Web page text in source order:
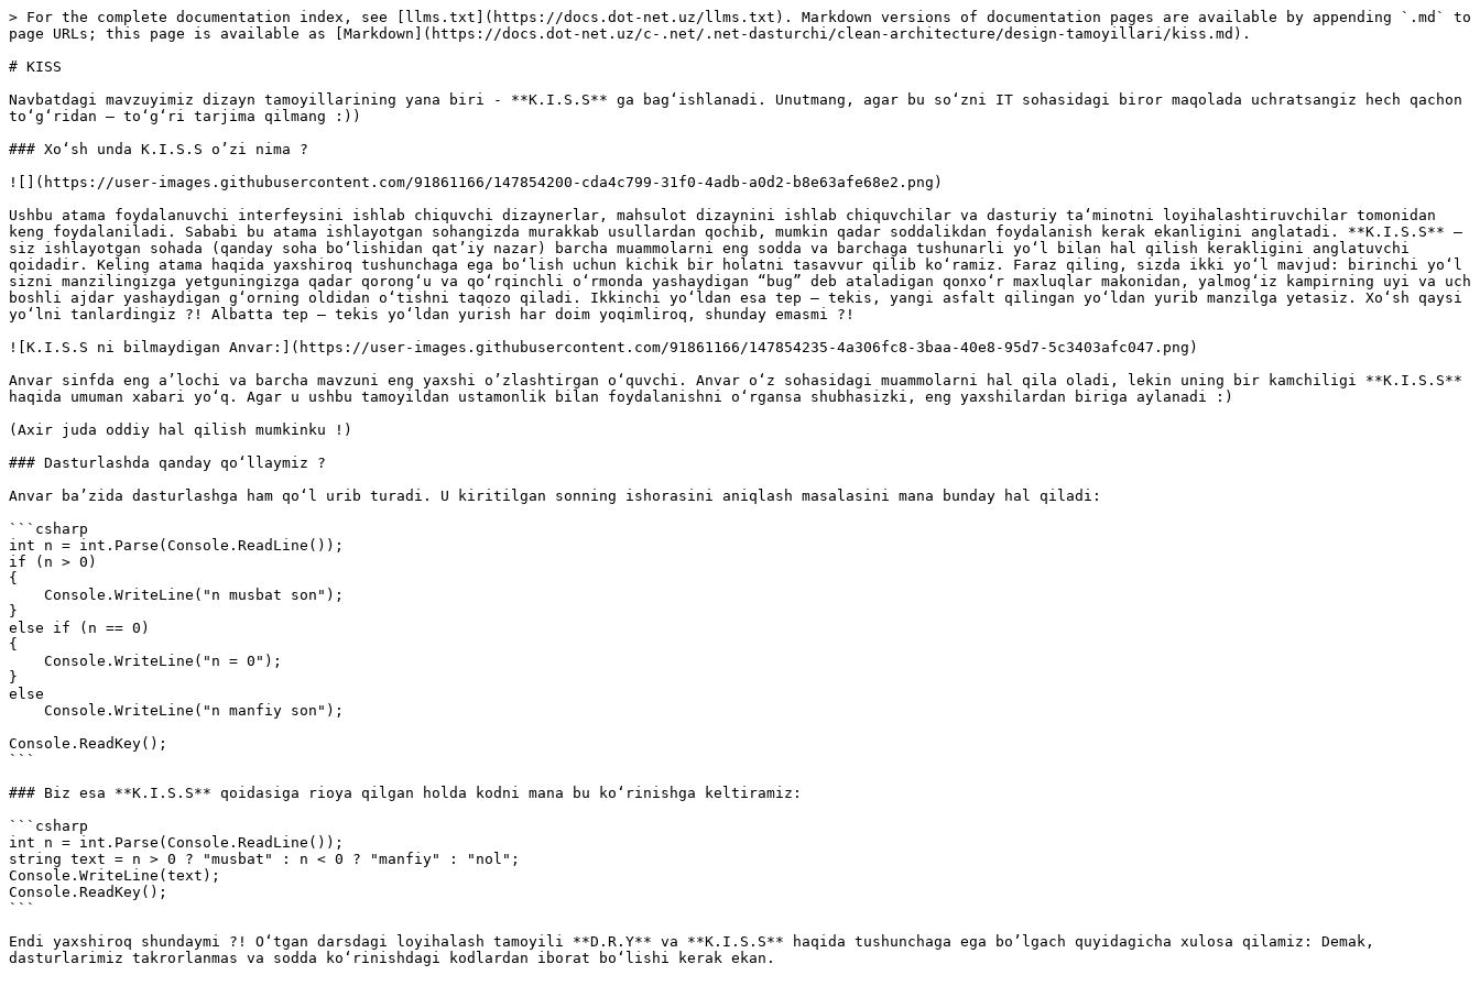
> For the complete documentation index, see [llms.txt](https://docs.dot-net.uz/llms.txt). Markdown versions of documentation pages are available by appending `.md` to
page URLs; this page is available as [Markdown](https://docs.dot-net.uz/c-.net/.net-dasturchi/clean-architecture/design-tamoyillari/kiss.md).
# KISS
Navbatdagi mavzuyimiz dizayn tamoyillarining yana biri - **K.I.S.S** ga bagʻishlanadi. Unutmang, agar bu soʻzni IT sohasidagi biror maqolada uchratsangiz hech qachon
toʻgʻridan – toʻgʻri tarjima qilmang :))
### Xoʻsh unda K.I.S.S o’zi nima ?
![](https://user-images.githubusercontent.com/91861166/147854200-cda4c799-31f0-4adb-a0d2-b8e63afe68e2.png)
Ushbu atama foydalanuvchi interfeysini ishlab chiquvchi dizaynerlar, mahsulot dizaynini ishlab chiquvchilar va dasturiy taʻminotni loyihalashtiruvchilar tomonidan
keng foydalaniladi. Sababi bu atama ishlayotgan sohangizda murakkab usullardan qochib, mumkin qadar soddalikdan foydalanish kerak ekanligini anglatadi. **K.I.S.S** –
siz ishlayotgan sohada (qanday soha boʻlishidan qat’iy nazar) barcha muammolarni eng sodda va barchaga tushunarli yoʻl bilan hal qilish kerakligini anglatuvchi
qoidadir. Keling atama haqida yaxshiroq tushunchaga ega boʻlish uchun kichik bir holatni tasavvur qilib koʻramiz. Faraz qiling, sizda ikki yoʻl mavjud: birinchi yoʻl
sizni manzilingizga yetguningizga qadar qorongʻu va qoʻrqinchli oʻrmonda yashaydigan “bug” deb ataladigan qonxoʻr maxluqlar makonidan, yalmogʻiz kampirning uyi va uch
boshli ajdar yashaydigan gʻorning oldidan oʻtishni taqozo qiladi. Ikkinchi yoʻldan esa tep – tekis, yangi asfalt qilingan yoʻldan yurib manzilga yetasiz. Xoʻsh qaysi
yoʻlni tanlardingiz ?! Albatta tep – tekis yoʻldan yurish har doim yoqimliroq, shunday emasmi ?!
![K.I.S.S ni bilmaydigan Anvar:](https://user-images.githubusercontent.com/91861166/147854235-4a306fc8-3baa-40e8-95d7-5c3403afc047.png)
Anvar sinfda eng a’lochi va barcha mavzuni eng yaxshi o’zlashtirgan oʻquvchi. Anvar oʻz sohasidagi muammolarni hal qila oladi, lekin uning bir kamchiligi **K.I.S.S**
haqida umuman xabari yoʻq. Agar u ushbu tamoyildan ustamonlik bilan foydalanishni oʻrgansa shubhasizki, eng yaxshilardan biriga aylanadi :)
(Axir juda oddiy hal qilish mumkinku !)
### Dasturlashda qanday qoʻllaymiz ?
Anvar ba’zida dasturlashga ham qoʻl urib turadi. U kiritilgan sonning ishorasini aniqlash masalasini mana bunday hal qiladi:
```csharp
int n = int.Parse(Console.ReadLine());
if (n > 0)
{
}
else if (n == 0)
{
}
else
Console.ReadKey();
```
### Biz esa **K.I.S.S** qoidasiga rioya qilgan holda kodni mana bu koʻrinishga keltiramiz:
```csharp
int n = int.Parse(Console.ReadLine());
string text = n > 0 ? "musbat" : n < 0 ? "manfiy" : "nol";
Console.WriteLine(text);
Console.ReadKey();
```
Endi yaxshiroq shundaymi ?! Oʻtgan darsdagi loyihalash tamoyili **D.R.Y** va **K.I.S.S** haqida tushunchaga ega bo’lgach quyidagicha xulosa qilamiz: Demak,